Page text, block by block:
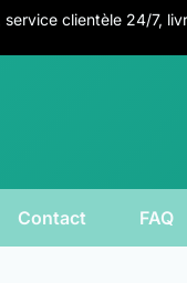
clientèle 24/7,
Contact FAQ